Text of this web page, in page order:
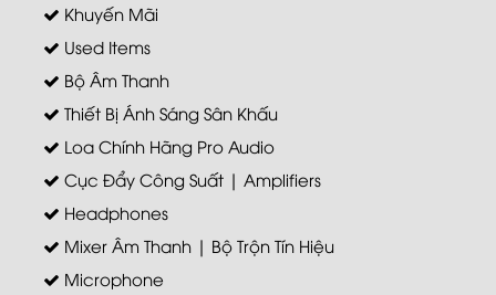
Khuyến Mãi
Used Items
Bộ Âm Thanh
Thiết Bị Ánh Sáng Sân Khấu
Loa Chính Hãng Pro Audio
Cục Đẩy Công Suất | Amplifiers
Headphones
Mixer Âm Thanh | Bộ Trộn Tín Hiệu
Microphone